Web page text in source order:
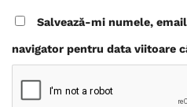
Salvează-mi numele,
navigator pentru data viitoare